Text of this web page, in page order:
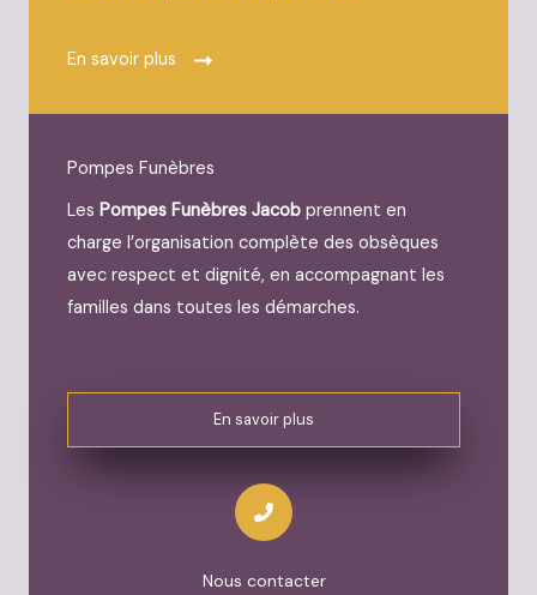
En savoir plus
Pompes Funèbres
Les Pompes Funèbres Jacob prennent en
charge l’organisation complète des obsèques
avec respect et dignité, en accompagnant les
familles dans toutes les démarches.
En savoir plus
Nous contacter